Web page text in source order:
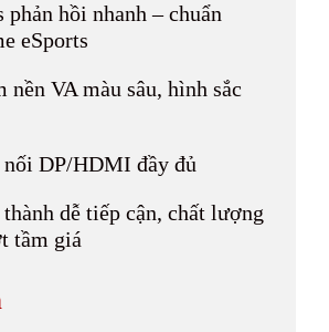
phản hồi nhanh – chuẩn
eSports
nền VA màu sâu, hình sắc
DP/HDMI đầy đủ
dễ tiếp cận, chất lượng
tầm giá